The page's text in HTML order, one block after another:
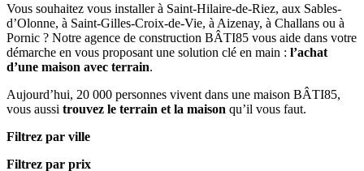
Vous souhaitez vous installer à Saint-Hilaire-de-Riez, aux Sables-
d’Olonne, à Saint-Gilles-Croix-de-Vie, à Aizenay, à Challans ou à
Pornic ? Notre agence de construction BÂTI85 vous aide dans votre
démarche en vous proposant une solution clé en main : l’achat
d’une maison avec terrain.
Aujourd’hui, 20 000 personnes vivent dans une maison BÂTI85,
vous aussi trouvez le terrain et la maison qu’il vous faut.
Filtrez par ville
Filtrez par prix